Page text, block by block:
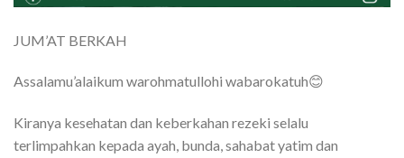
JUM’AT BERKAH
Assalamu’alaikum warohmatullohi wabarokatuh😊
Kiranya kesehatan dan keberkahan rezeki selalu
terlimpahkan kepada ayah, bunda, sahabat yatim dan